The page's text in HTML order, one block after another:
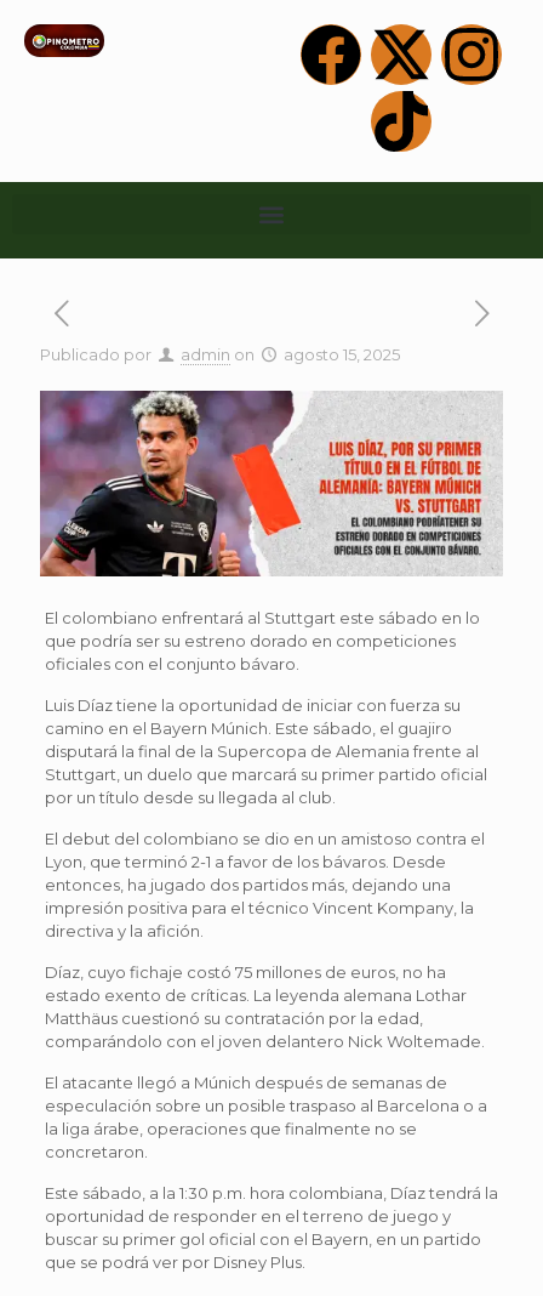
Publicado por admin on agosto 15, 2025
El colombiano enfrentará al Stuttgart este sábado en lo
que podría ser su estreno dorado en competiciones
oficiales con el conjunto bávaro.
Luis Díaz tiene la oportunidad de iniciar con fuerza su
camino en el Bayern Múnich. Este sábado, el guajiro
disputará la final de la Supercopa de Alemania frente al
Stuttgart, un duelo que marcará su primer partido oficial
por un título desde su llegada al club.
El debut del colombiano se dio en un amistoso contra el
Lyon, que terminó 2-1 a favor de los bávaros. Desde
entonces, ha jugado dos partidos más, dejando una
impresión positiva para el técnico Vincent Kompany, la
directiva y la afición.
Díaz, cuyo fichaje costó 75 millones de euros, no ha
estado exento de críticas. La leyenda alemana Lothar
Matthäus cuestionó su contratación por la edad,
comparándolo con el joven delantero Nick Woltemade.
El atacante llegó a Múnich después de semanas de
especulación sobre un posible traspaso al Barcelona o a
la liga árabe, operaciones que finalmente no se
concretaron.
Este sábado, a la 1:30 p.m. hora colombiana, Díaz tendrá la
oportunidad de responder en el terreno de juego y
buscar su primer gol oficial con el Bayern, en un partido
que se podrá ver por Disney Plus.